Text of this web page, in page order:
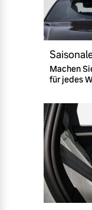
Versicherung
Machen
für jedes